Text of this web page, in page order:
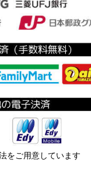
をご用意しています